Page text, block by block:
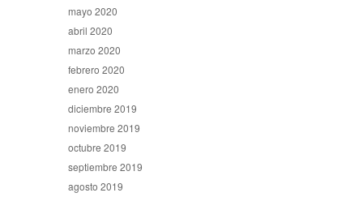
mayo 2020
abril 2020
marzo 2020
febrero 2020
enero 2020
diciembre 2019
noviembre 2019
octubre 2019
septiembre 2019
agosto 2019